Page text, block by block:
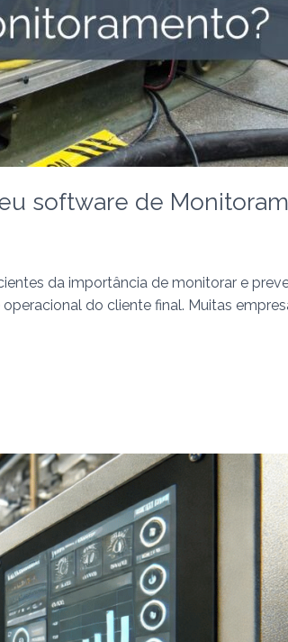
software de
da importância de monitorar e
do cliente final. Muitas